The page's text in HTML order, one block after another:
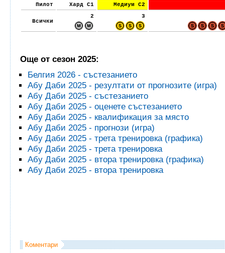
Пилот Хард C1 Медиум C2
Всички
2 3
Още от сезон 2025:
Белгия 2026 - състезанието
Абу Даби 2025 - резултати от прогнозите (игра)
Абу Даби 2025 - състезанието
Абу Даби 2025 - оценете състезанието
Абу Даби 2025 - квалификация за място
Абу Даби 2025 - прогнози (игра)
Абу Даби 2025 - трета тренировка (графика)
Абу Даби 2025 - трета тренировка
Абу Даби 2025 - втора тренировка (графика)
Абу Даби 2025 - втора тренировка
Коментари